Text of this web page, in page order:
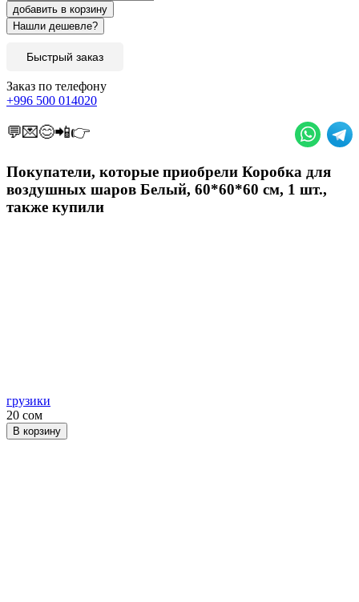
добавить в корзину
Быстрый заказ
Заказ по телефону
+996 500 014020
💬💌😊📲👉
Покупатели, которые приобрели Коробка для
воздушных шаров Белый, 60*60*60 см, 1 шт.,
также купили
грузики
20 сом
В корзину